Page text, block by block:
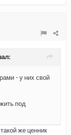
- у них свой
под
же ценник